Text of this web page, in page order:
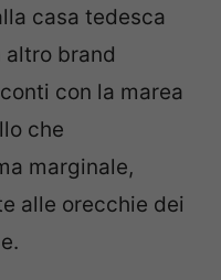
casa tedesca
altro brand
con la marea
che
marginale,
alle orecchie dei